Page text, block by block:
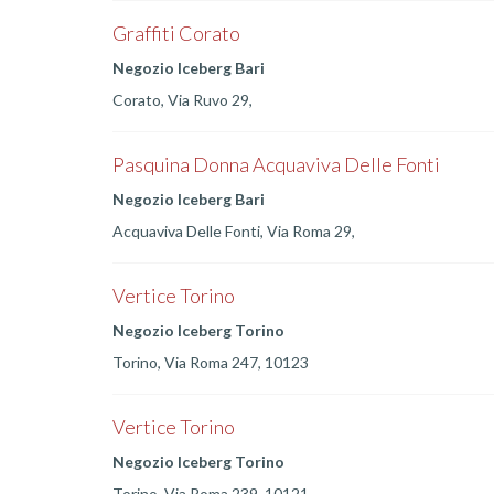
Graffiti Corato
Negozio Iceberg Bari
Corato, Via Ruvo 29,
Pasquina Donna Acquaviva Delle Fonti
Negozio Iceberg Bari
Acquaviva Delle Fonti, Via Roma 29,
Vertice Torino
Negozio Iceberg Torino
Torino, Via Roma 247, 10123
Vertice Torino
Negozio Iceberg Torino